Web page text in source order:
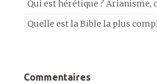
Qui est hérétique ? Arianisme,
Quelle est la Bible la plus
Commentaires